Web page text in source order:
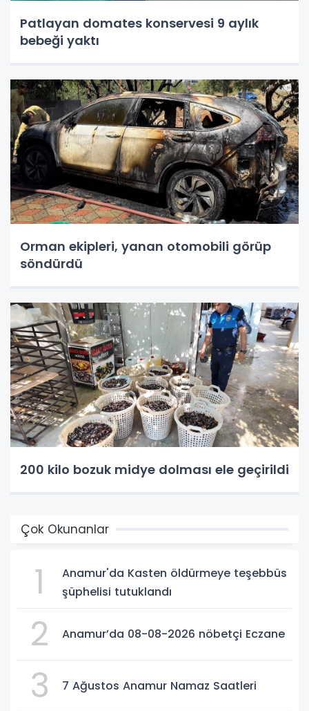
Patlayan domates konservesi 9 aylık
bebeği yaktı
Orman ekipleri, yanan otomobili görüp
söndürdü
200 kilo bozuk midye dolması ele geçirildi
Çok Okunanlar
1
Anamur'da Kasten öldürmeye teşebbüs
şüphelisi tutuklandı
2 Anamur’da 08-08-2026 nöbetçi Eczane
3 7 Ağustos Anamur Namaz Saatleri